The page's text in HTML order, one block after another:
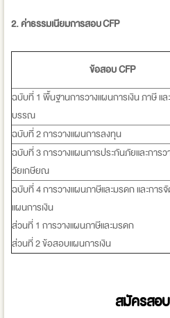
2. ค่าธรรมเนียมการสอบCFP
ข้อสอบ CFP
ฉบับที่ 1 พื้นฐานการวางแผนการเงิน ภาษี แล
บรรณ
ฉบับที่ 2 การวางแผนการลงทุน
ฉบับที่ 3 การวางแผนการประกันภัยและการว
วัยเกษียณ
ฉบับที่ 4 การวางแผนภาษีและมรดก และการ
แผนการเงิน
ส่วนที่ 1 การวางแผนภาษีและมรดก
ส่วนที่ 2 ข้อสอบแผนการเงิน
สมัครสอบ